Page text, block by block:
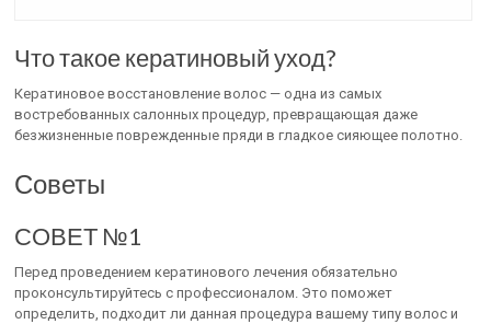
Что такое кератиновый уход?
Кератиновое восстановление волос — одна из самых
востребованных салонных процедур, превращающая даже
безжизненные поврежденные пряди в гладкое сияющее полотно.
Советы
СОВЕТ №1
Перед проведением кератинового лечения обязательно
проконсультируйтесь с профессионалом. Это поможет
определить, подходит ли данная процедура вашему типу волос и